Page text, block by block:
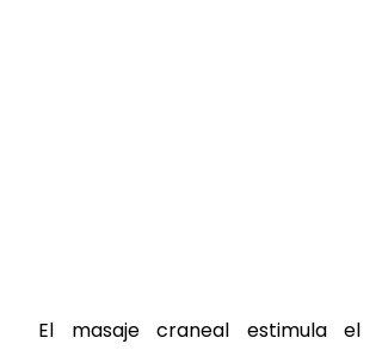
El masaje craneal estimula el